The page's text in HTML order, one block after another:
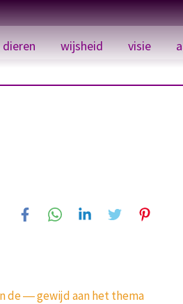
dieren wijsheid visie
de ― gewijd aan het thema